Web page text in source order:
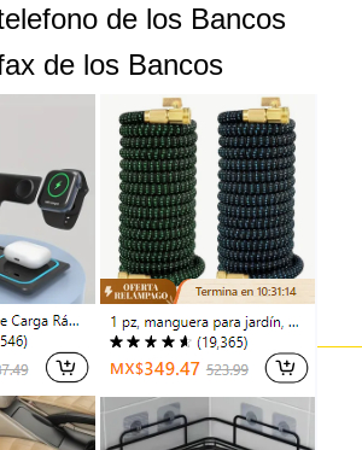
de los Bancos
de los Bancos